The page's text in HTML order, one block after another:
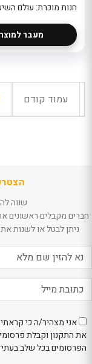
חנות מוכרת: עולם
מעבר למוצר
עמוד קודם
שווה
חברים מקבלים ראשונים
ניתן לבטל או לשנות
אני מצהיר/ה כי
את התקנון וקבלת
הפרסומים בכל שלב